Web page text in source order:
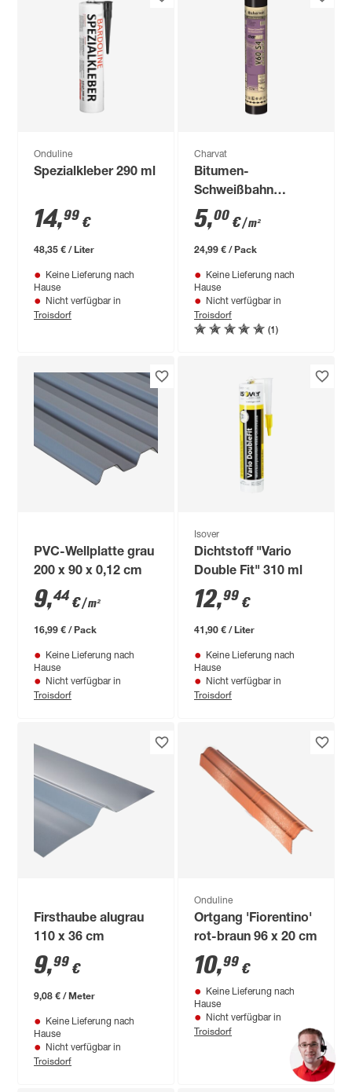
Onduline
Spezialkleber 290 ml
14,99 €
48,35 € / Liter
Keine Lieferung nach
Hause
Nicht verfügbar in
Troisdorf
Charvat
Bitumen-
Schweißbahn
'charBIT V60 S4'
beschiefert 100 x
500 cm
5,00 €/ m²
24,99 € / Pack
Keine Lieferung nach
Hause
Nicht verfügbar in
Troisdorf
(1)
PVC-Wellplatte grau
200 x 90 x 0,12 cm
9,44€/ m²
16,99 € / Pack
Keine Lieferung nach
Hause
Nicht verfügbar in
Troisdorf
Isover
Dichtstoff "Vario
Double Fit" 310 ml
12,99 €
41,90 € / Liter
Keine Lieferung nach
Hause
Nicht verfügbar in
Troisdorf
Firsthaube alugrau
110 x 36 cm
9,99 €
9,08 € / Meter
Keine Lieferung nach
Hause
Nicht verfügbar in
Troisdorf
Onduline
Ortgang 'Fiorentino'
rot-braun 96 x 20 cm
10,99 €
Keine Lieferung nach
Hause
Nicht verfügbar in
Troisdorf